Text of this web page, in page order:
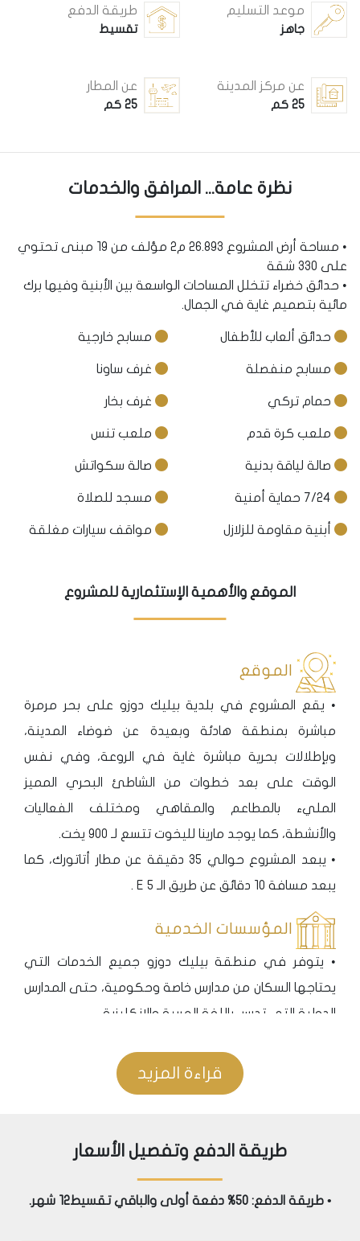
موعد التسليم
جاهز
طريقة الدفع
تقسيط
عن مركز المدينة
25 كم
عن المطار
25 كم
نظرة عامة... المرافق والخدمات
• مساحة أرض المشروع 26.893 م2 مؤلف من 19 مبنى تحتوي
على 330 شقة
• حدائق خضراء تتخلل المساحات الواسعة بين الأبنية وفيها برك
مائية بتصميم غاية في الجمال.
حدائق ألعاب للأطفال مسابح خارجية
مسابح منفصلة غرف ساونا
حمام تركي غرف بخار
ملعب كرة قدم ملعب تنس
صالة لياقة بدنية صالة سكواتش
مسجد للصلاة
أبنية مقاومة للزلازل مواقف سيارات مغلقة
الموقع والأهمية الإستثمارية للمشروع
الموقع
• يقع المشروع في بلدية بيليك دوزو على بحر مرمرة
مباشرة بمنطقة هادئة وبعيدة عن ضوضاء المدينة،
وبإطلالات بحرية مباشرة غاية في الروعة، وفي نفس
الوقت على بعد خطوات من الشاطئ البحري المميز
المليء بالمطاعم والمقاهي ومختلف الفعاليات
والأنشطة، كما يوجد مارينا لليخوت تتسع لـ 900 يخت.
• يبعد المشروع حوالي 35 دقيقة عن مطار أتاتورك، كما
يبعد مسافة 10 دقائق عن طريق الـ E 5 .
المؤسسات الخدمية
• يتوفر في منطقة بيليك دوزو جميع الخدمات التي
يحتاجها السكان من مدارس خاصة وحكومية، حتى المدارس
الدولية التي تدرس باللغة العربية والإنكليزية،
وحكومية بالإضافة إلى المراكز الصحية الأخرى،
• قرب المشروع من ثلاث مراكز تسوق كبيرة موجودة حالياً:
المواصلات
• يبعد المشروع مسافة عشرة دقائق فقط عن محطة
قراءة المزيد
طريقة الدفع وتفصيل الأسعار
• طريقة الدفع: 50% دفعة أولى والباقي تقسيط12 شهر.